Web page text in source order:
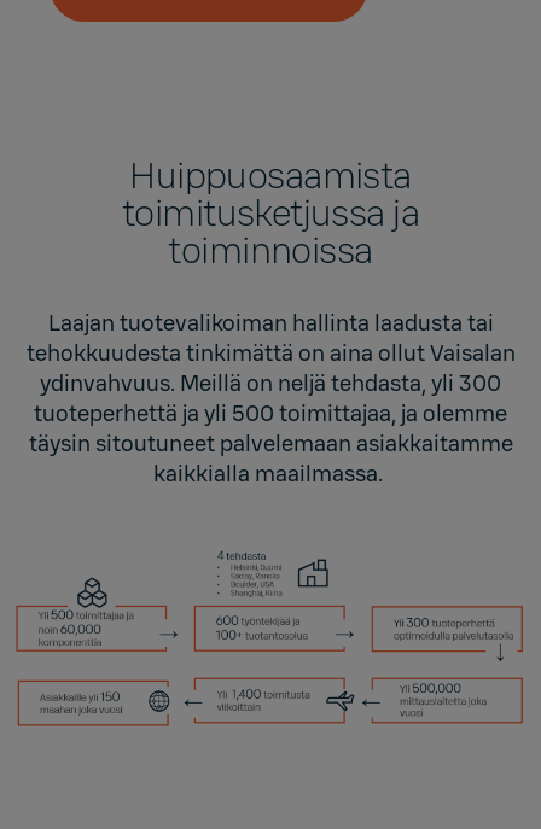
Huippuosaamista
toimitusketjussa ja
toiminnoissa
Laajan tuotevalikoiman hallinta laadusta tai
tehokkuudesta tinkimättä on aina ollut Vaisalan
ydinvahvuus. Meillä on neljä tehdasta, yli 300
tuoteperhettä ja yli 500 toimittajaa, ja olemme
täysin sitoutuneet palvelemaan asiakkaitamme
kaikkialla maailmassa.